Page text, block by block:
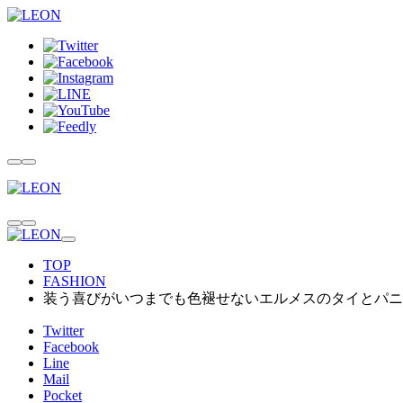
TOP
FASHION
装う喜びがいつまでも色褪せないエルメスのタイとパ
Twitter
Facebook
Line
Mail
Pocket